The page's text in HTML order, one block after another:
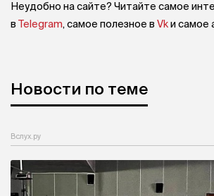
Неудобно на сайте? Читайте самое
в Telegram, самое полезное в Vkи самое
Новости по теме
Вслух.ру